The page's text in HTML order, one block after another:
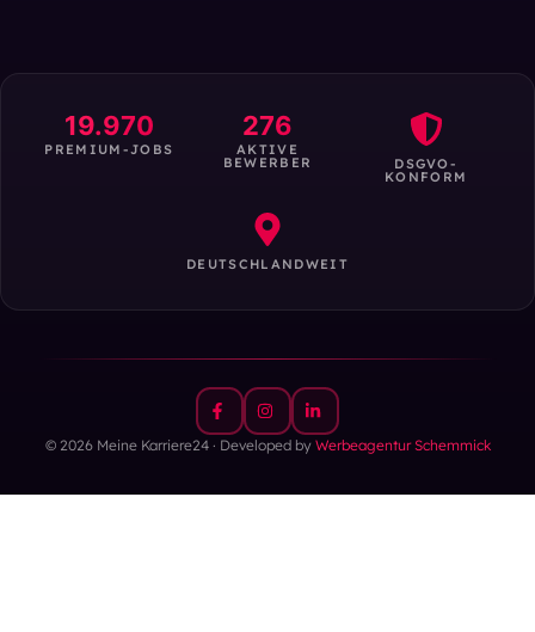
19.970
PREMIUM-JOBS
276
AKTIVE
BEWERBER DSGVO-
KONFORM
DEUTSCHLANDWEIT
© 2026 Meine Karriere24 · Developed by Werbeagentur Schemmick